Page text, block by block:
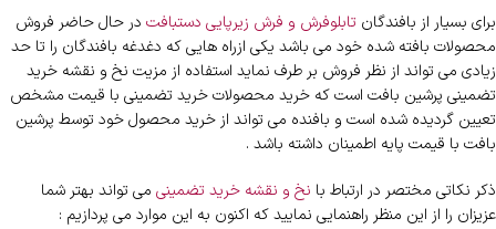
برای بسیار از بافندگان تابلوفرش و فرش زیرپایی دستبافت در حال حاضر فروش
محصولات بافته شده خود می باشد یکی ازراه هایی که دغدغه بافندگان را تا حد
زیادی می تواند از نظر فروش بر طرف نماید استفاده از مزیت نخ و نقشه خرید
تضمینی پرشین بافت است که خرید محصولات خرید تضمینی با قیمت مشخص
تعیین گردیده شده است و بافنده می تواند از خرید محصول خود توسط پرشین
بافت با قیمت پایه اطمینان داشته باشد .
ذکر نکاتی مختصر در ارتباط با نخ و نقشه خرید تضمینی می تواند بهتر شما
عزیزان را از این منظر راهنمایی نمایید که اکنون به این موارد می پردازیم :